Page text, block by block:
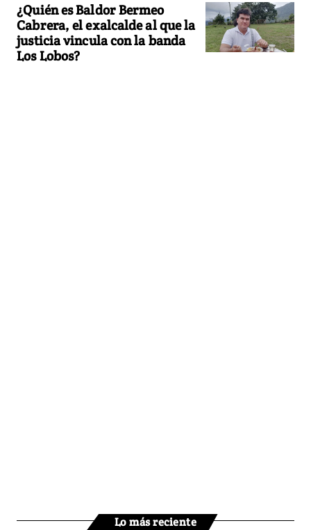
¿Quién es Baldor Bermeo
Cabrera, el exalcalde al que la
justicia vincula con la banda
Los Lobos?
Lo más reciente